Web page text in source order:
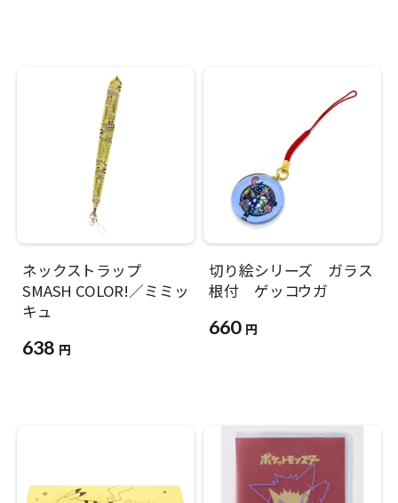
ネックストラップ
SMASH COLOR!／ミミッ
キュ
638 円
切り絵シリーズ ガラス
根付 ゲッコウガ
660 円